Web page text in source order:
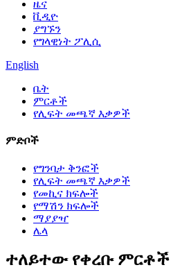
ዜና
ቪዲዮ
ያግኙን
የግላዊነት ፖሊሲ
English
ቤት
ምርቶች
የሊፍት መጫኛ እቃዎች
ምድቦች
የግንባታ ቅንፎች
የሊፍት መጫኛ እቃዎች
የመኪና ክፍሎች
የማሽን ክፍሎች
ማያያዣ
ሌላ
ተለይተው የቀረቡ ምርቶች